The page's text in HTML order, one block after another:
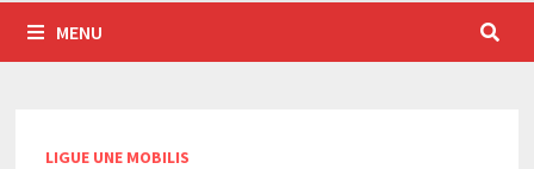
MENU
LIGUE UNE MOBILIS